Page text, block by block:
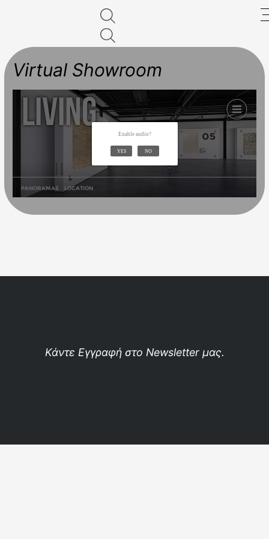
search
Virtual Showroom
Κάντε Εγγραφή στο Newsletter μας.